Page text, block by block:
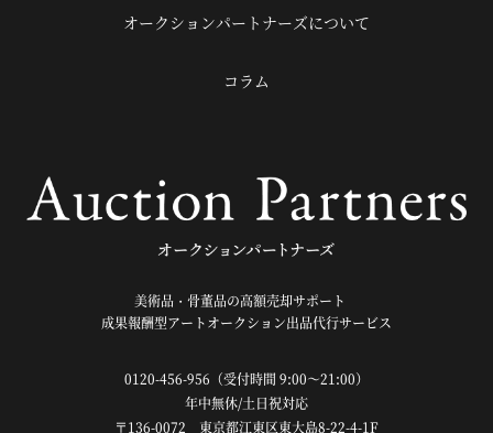
オークションパートナーズについて
コラム
美術品・骨董品の高額売却サポート
成果報酬型アートオークション出品代行サービス
0120-456-956 （受付時間 9:00～21:00）
年中無休/土日祝対応
〒136-0072 東京都江東区東大島8-22-4-1F